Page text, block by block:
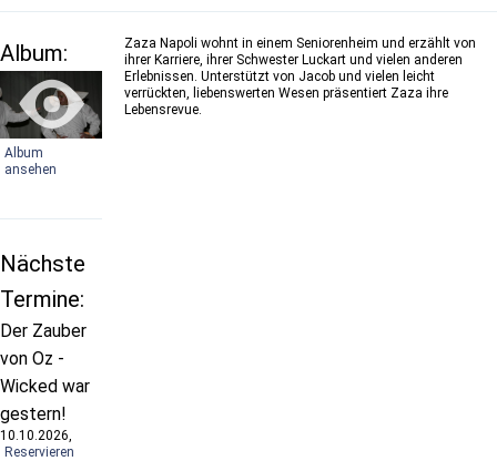
Album:
Album
ansehen
Nächste
Termine:
Der Zauber
von Oz -
Wicked war
gestern!
10.10.2026,
Reservieren
Zaza Napoli wohnt in einem Seniorenheim und erzählt von
ihrer Karriere, ihrer Schwester Luckart und vielen anderen
Erlebnissen. Unterstützt von Jacob und vielen leicht
verrückten, liebenswerten Wesen präsentiert Zaza ihre
Lebensrevue.